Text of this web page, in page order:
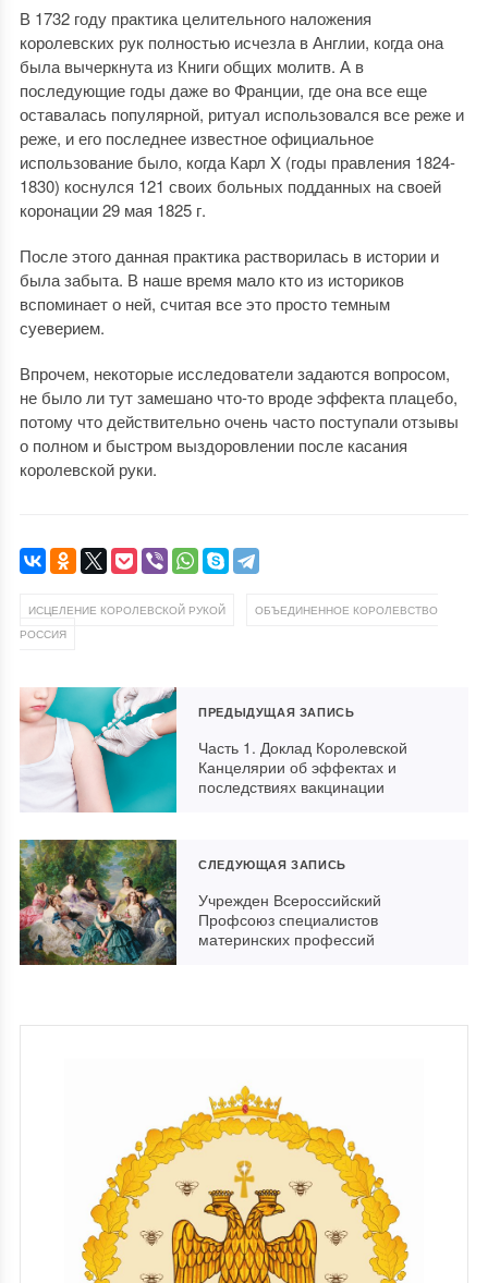
В 1732 году практика целительного наложения
королевских рук полностью исчезла в Англии, когда она
была вычеркнута из Книги общих молитв. А в
последующие годы даже во Франции, где она все еще
оставалась популярной, ритуал использовался все реже и
реже, и его последнее известное официальное
использование было, когда Карл X (годы правления 1824-
1830) коснулся 121 своих больных подданных на своей
коронации 29 мая 1825 г.
После этого данная практика растворилась в истории и
была забыта. В наше время мало кто из историков
вспоминает о ней, считая все это просто темным
суеверием.
Впрочем, некоторые исследователи задаются вопросом,
не было ли тут замешано что-то вроде эффекта плацебо,
потому что действительно очень часто поступали отзывы
о полном и быстром выздоровлении после касания
королевской руки.
ИСЦЕЛЕНИЕ КОРОЛЕВСКОЙ РУКОЙ
ОБЪЕДИНЕННОЕ КОРОЛЕВСТВО
РОССИЯ
ПРЕДЫДУЩАЯ ЗАПИСЬ
Часть 1. Доклад Королевской
Канцелярии об эффектах и
последствиях вакцинации
СЛЕДУЮЩАЯ ЗАПИСЬ
Учрежден Всероссийский
Профсоюз специалистов
материнских профессий